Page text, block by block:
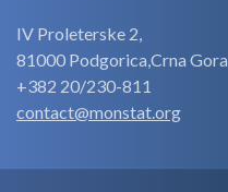
IV Proleterske 2,
81000 Podgorica,Crna Gora
+382 20/230-811
contact@monstat.org